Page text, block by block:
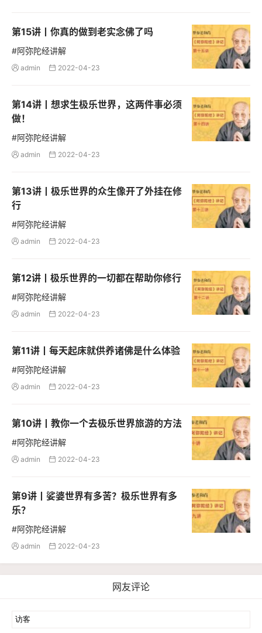
第15讲丨你真的做到老实念佛了吗
#阿弥陀经讲解
 admin  2022-04-23
第14讲丨想求生极乐世界，这两件事必须
做！
#阿弥陀经讲解
 admin  2022-04-23
第13讲丨极乐世界的众生像开了外挂在修
行
#阿弥陀经讲解
 admin  2022-04-23
第12讲丨极乐世界的一切都在帮助你修行
#阿弥陀经讲解
 admin  2022-04-23
第11讲丨每天起床就供养诸佛是什么体验
#阿弥陀经讲解
 admin  2022-04-23
第10讲丨教你一个去极乐世界旅游的方法
#阿弥陀经讲解
 admin  2022-04-23
第9讲丨娑婆世界有多苦？极乐世界有多
乐？
#阿弥陀经讲解
 admin  2022-04-23
网友评论